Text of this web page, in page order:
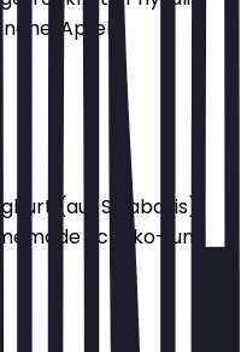
Apfel),
(auf Sojabasis),
Schoko- und